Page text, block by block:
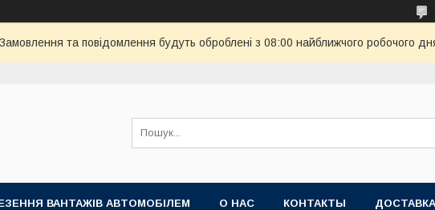
та повідомлення будуть оброблені з 08:00 найближчого робочого
ВАНТАЖІВ АВТОМОБІЛЕМ О НАС КОНТАКТЫ